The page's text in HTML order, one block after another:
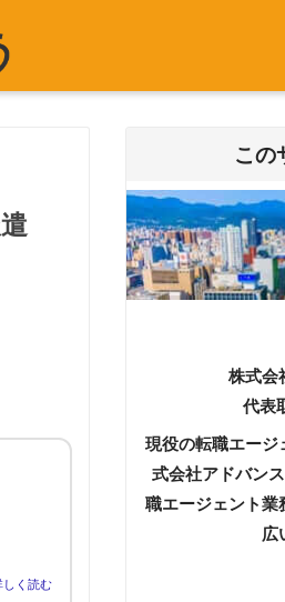
この
株式会
代表
現役の転職エージ
式会社アドバン
職エージェント業
広